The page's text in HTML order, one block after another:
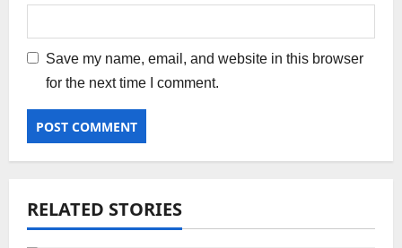
Save my name, email, and website in this browser
for the next time I comment.
RELATED STORIES